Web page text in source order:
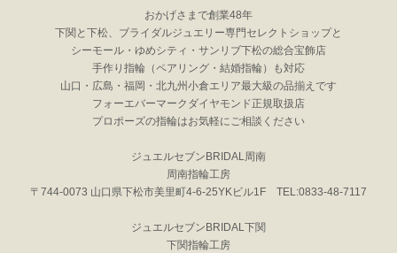
おかげさまで創業48年
下関と下松、ブライダルジュエリー専門セレクトショップと
シーモール・ゆめシティ・サンリブ下松の総合宝飾店
手作り指輪（ペアリング・結婚指輪）も対応
山口・広島・福岡・北九州小倉エリア最大級の品揃えです
フォーエバーマークダイヤモンド正規取扱店
プロポーズの指輪はお気軽にご相談ください
ジュエルセブンBRIDAL周南
周南指輪工房
〒744-0073 山口県下松市美里町4-6-25YKビル1F TEL:0833-48-7117
ジュエルセブンBRIDAL下関
下関指輪工房